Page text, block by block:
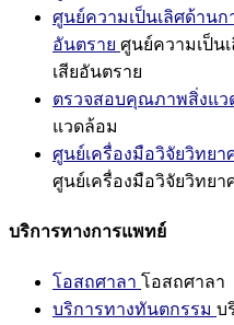
ศูนย์ความเป็นเลิศด้านก
อันตราย ศูนย์ความเป็น
เสียอันตราย
ตรวจสอบคุณภาพสิ่งแว
แวดล้อม
ศูนย์เครื่องมือวิจัยวิทยา
ศูนย์เครื่องมือวิจัยวิทยา
บริการทางการแพทย์
โอสถศาลา โอสถศาลา
บริการทางทันตกรรม บ